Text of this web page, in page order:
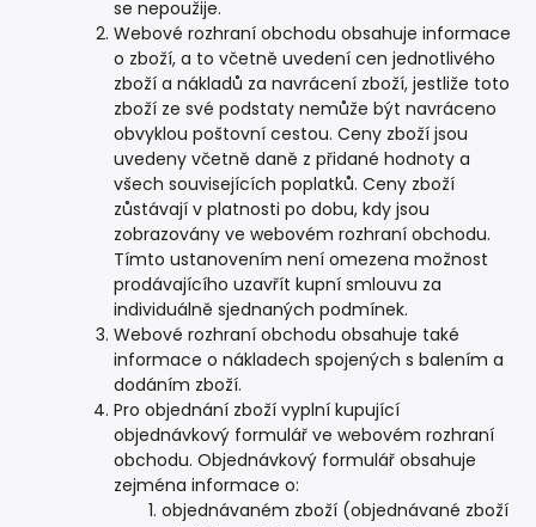
se nepoužije.
Webové rozhraní obchodu obsahuje informace
o zboží, a to včetně uvedení cen jednotlivého
zboží a nákladů za navrácení zboží, jestliže toto
zboží ze své podstaty nemůže být navráceno
obvyklou poštovní cestou. Ceny zboží jsou
uvedeny včetně daně z přidané hodnoty a
všech souvisejících poplatků. Ceny zboží
zůstávají v platnosti po dobu, kdy jsou
zobrazovány ve webovém rozhraní obchodu.
Tímto ustanovením není omezena možnost
prodávajícího uzavřít kupní smlouvu za
individuálně sjednaných podmínek.
Webové rozhraní obchodu obsahuje také
informace o nákladech spojených s balením a
dodáním zboží.
Pro objednání zboží vyplní kupující
objednávkový formulář ve webovém rozhraní
obchodu. Objednávkový formulář obsahuje
zejména informace o:
objednávaném zboží (objednávané zboží